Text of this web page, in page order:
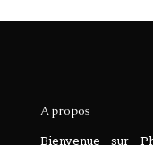
A propos
Bienvenue sur